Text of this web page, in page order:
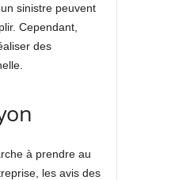
sinistre peuvent
Cependant,
des
à prendre au
les avis des